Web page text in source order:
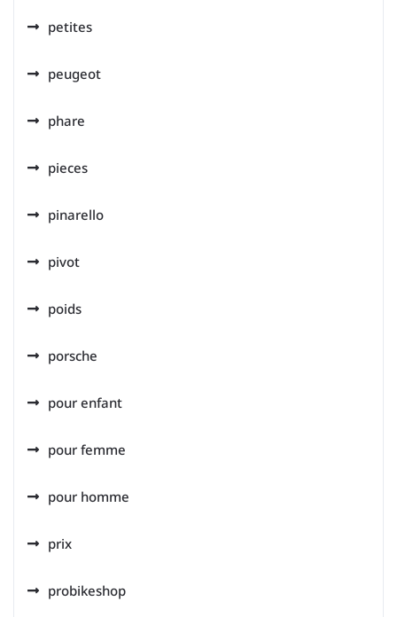
petites
peugeot
phare
pieces
pinarello
pivot
poids
porsche
pour enfant
pour femme
pour homme
prix
probikeshop